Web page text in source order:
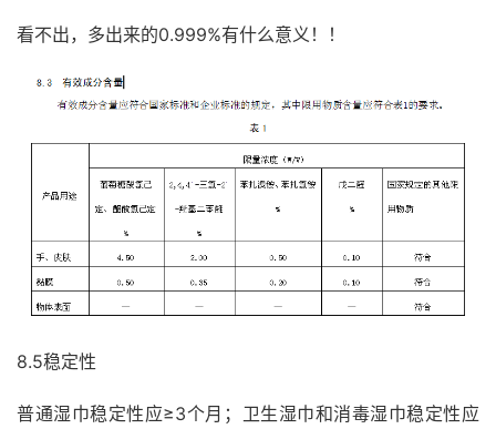
看不出，多出来的0.999%有什么意义！！
8.5稳定性
普通湿巾稳定性应≥3个月；卫生湿巾和消毒湿巾稳定性应